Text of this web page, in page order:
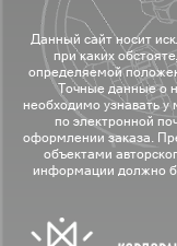
Данный сайт носит
при каких
определяемой
Точные данные о
необходимо узнавать
по электронной
оформлении заказа.
объектами
информации должно